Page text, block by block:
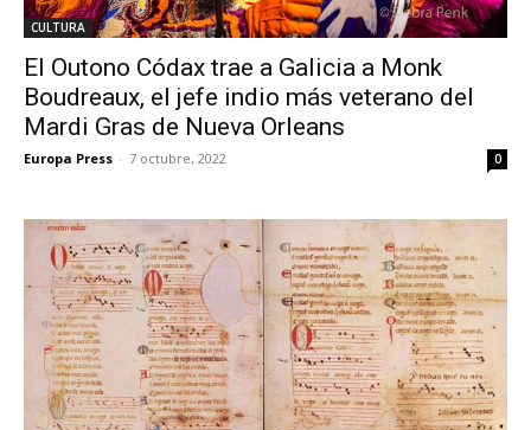
CULTURA
El Outono Códax trae a Galicia a Monk
Boudreaux, el jefe indio más veterano del
Mardi Gras de Nueva Orleans
Europa Press - 7 octubre, 2022 0